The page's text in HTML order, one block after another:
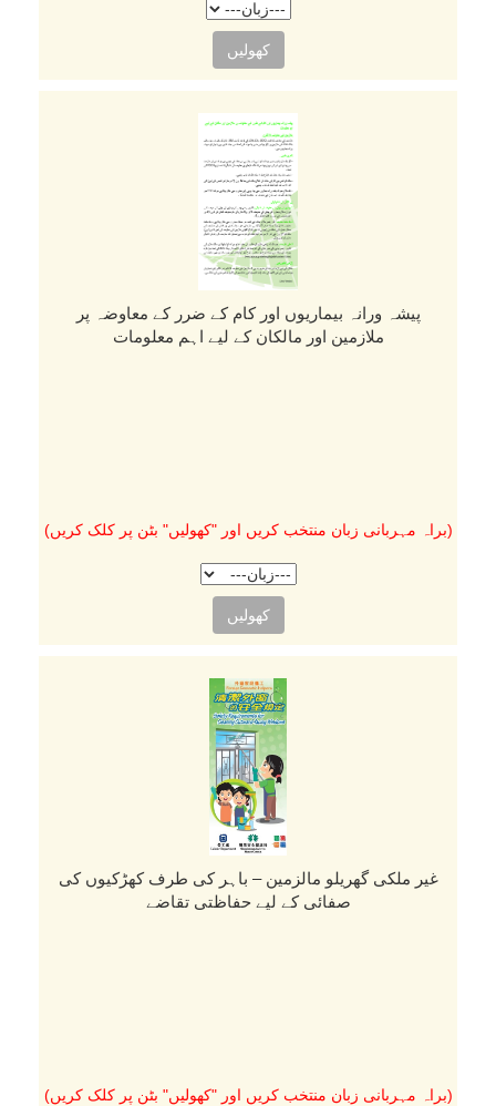
کھولیں
پیشہ ورانہ بیماریوں اور كام كے ضرر كے معاوضہ پر
ملازمین اور مالكان كے لیے اہم معلومات
(براہ مہربانی زبان منتخب کریں اور "کھولیں" بٹن پر کلک کریں)
کھولیں
غیر ملکی گھریلو مالزمین – باہر کی طرف کھڑکیوں کی
صفائی کے لیے حفاظتی تقاضے
(براہ مہربانی زبان منتخب کریں اور "کھولیں" بٹن پر کلک کریں)